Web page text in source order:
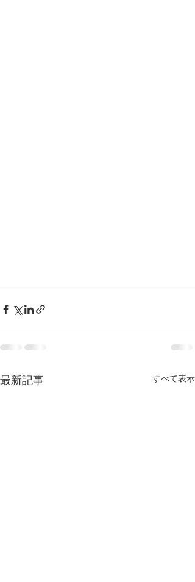
最新記事 すべて表示